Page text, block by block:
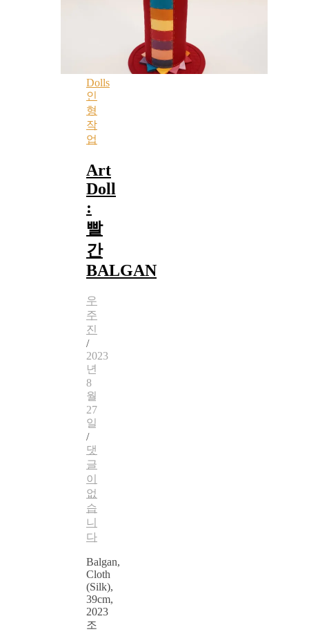
Dolls
인
형
작
업
Art
Doll
:
빨
간
BALGAN
우
주
진
/
2023
년
8
월
27
일
/
댓
글
이
없
습
니
다
Balgan,
Cloth
(Silk),
39cm,
2023
조